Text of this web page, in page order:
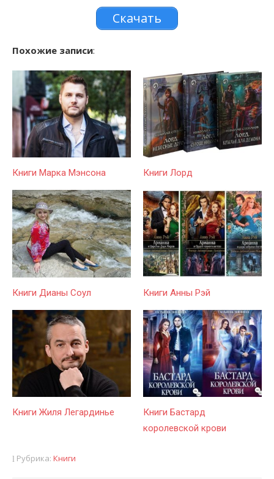
Скачать
Похожие записи:
Книги Марка Мэнсона Книги Лорд
Книги Дианы Соул Книги Анны Рэй
Книги Жиля Легардинье
Книги Бастард
королевской крови
Рубрика: Книги